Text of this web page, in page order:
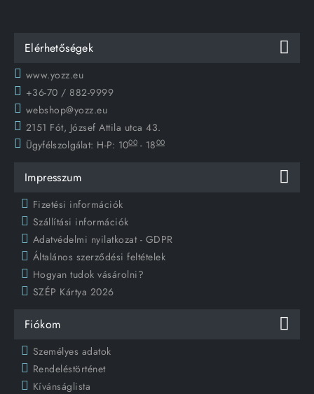
Elérhetőségek
www.yozz.eu
+36-70 / 882-9999
webshop@yozz.eu
2151 Fót, József Attila utca 43.
Ügyfélszolgálat: H-P: 1000 - 1800
Impresszum
Fizetési információk
Szállítási információk
Adatvédelmi nyilatkozat - GDPR
Általános szerződési feltételek
Hogyan tudok vásárolni?
SZÉP Kártya 2026
Fiókom
Személyes adatok
Rendeléstörténet
Kívánságlista